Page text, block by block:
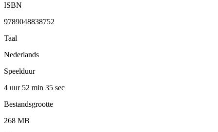
ISBN
9789048838752
Taal
Nederlands
Speelduur
4 uur 52 min 35 sec
Bestandsgrootte
268 MB